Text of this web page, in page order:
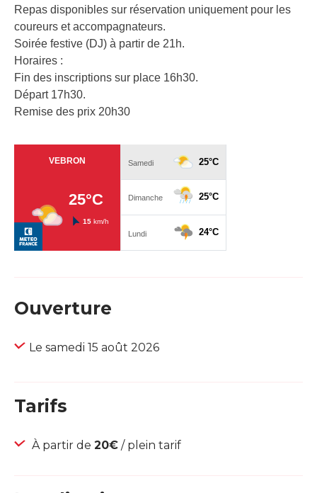
Repas disponibles sur réservation uniquement pour les
coureurs et accompagnateurs.
Soirée festive (DJ) à partir de 21h.
Horaires :
Fin des inscriptions sur place 16h30.
Départ 17h30.
Remise des prix 20h30
Ouverture
Le samedi 15 août 2026
Tarifs
À partir de 20€ / plein tarif